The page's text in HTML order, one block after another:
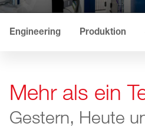
Engineering Produktion
Mehr als ein
Gestern, Heute